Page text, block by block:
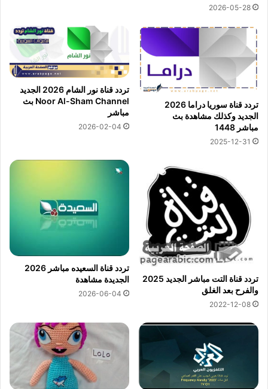
2026-05-28
تردد قناة سوريا دراما 2026
الجديد وكذلك مشاهدة بث
مباشر 1448
2025-12-31
تردد قناة نور الشام 2026 الجديد
Noor Al-Sham Channel بث
مباشر
2026-02-04
تردد قناة التت مباشر الجديد 2025
والفرح بعد الغلق
2022-12-08
تردد قناة السعيده مباشر 2026
الجديدة مشاهدة
2026-06-04